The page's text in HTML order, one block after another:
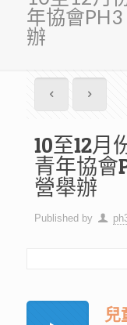
年協會
辦
10至12
青年協會
營舉辦
Published by
兒